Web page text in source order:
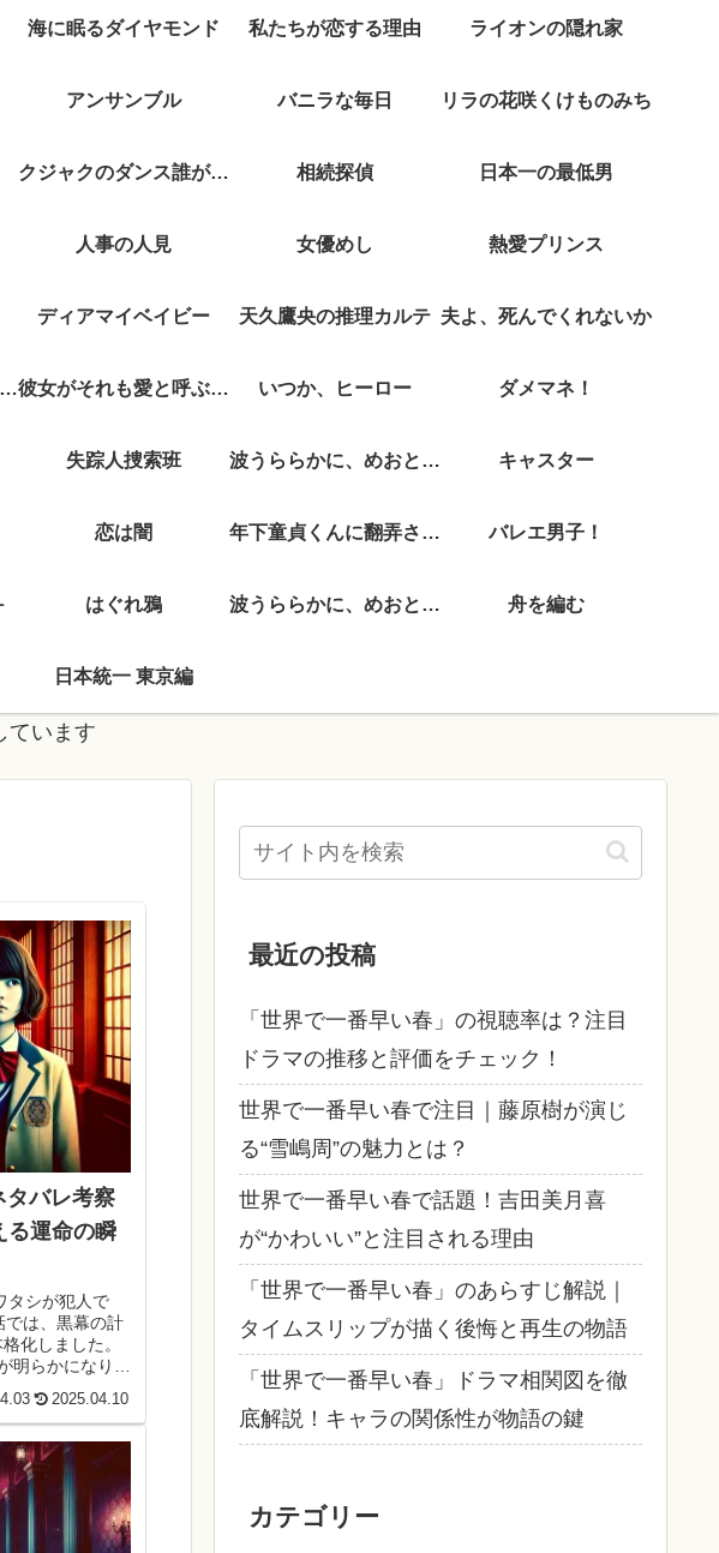
海に眠るダイヤモンド 私たちが恋する理由 ライオンの隠れ家
アンサンブル バニラな毎日 リラの花咲くけものみち
クジャクのダンス誰が見た？ 相続探偵 日本一の最低男
人事の人見 女優めし 熱愛プリンス
ディアマイベイビー 天久鷹央の推理カルテ 夫よ、死んでくれないか
しあわせは食べて寝て待て 彼女がそれも愛と呼ぶなら いつか、ヒーロー ダメマネ！
失踪人捜索班 波うららかに、めおと日和 キャスター
恋は闇 年下童貞くんに翻弄されてます バレエ男子！
はぐれ鴉 波うららかに、めおと日和 舟を編む
日本統一 東京編
ています
タバレ考察
る運命の瞬
タシが犯人で
では、黒幕の計
化しました。
明らかになり、
待ち受けてい
どころ、今後の
2025.04.10
最近の投稿
「世界で一番早い春」の視聴率は？注目
ドラマの推移と評価をチェック！
世界で一番早い春で注目｜藤原樹が演じ
る“雪嶋周”の魅力とは？
世界で一番早い春で話題！吉田美月喜
が“かわいい”と注目される理由
「世界で一番早い春」のあらすじ解説｜
タイムスリップが描く後悔と再生の物語
「世界で一番早い春」ドラマ相関図を徹
底解説！キャラの関係性が物語の鍵
カテゴリー